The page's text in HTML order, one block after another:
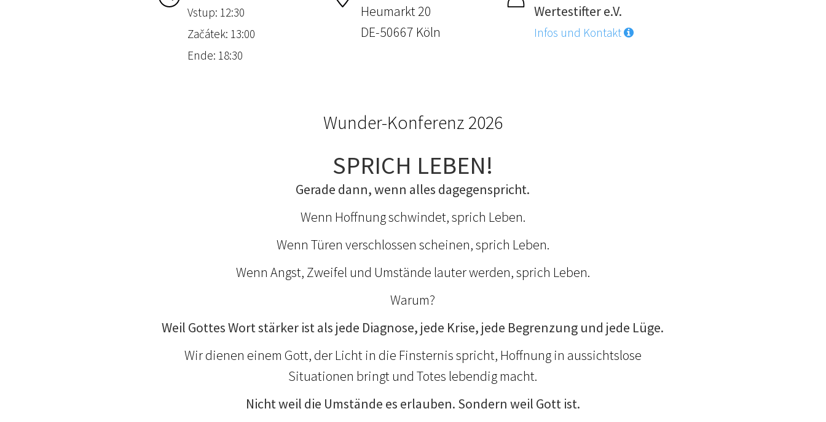
Vstup: 12:30
Začátek: 13:00
Ende: 18:30
Heumarkt 20
DE-50667 Köln
Wertestifter e.V.
Infos und Kontakt
Wunder-Konferenz 2026
SPRICH LEBEN!
Gerade dann, wenn alles dagegenspricht.
Wenn Hoffnung schwindet, sprich Leben.
Wenn Türen verschlossen scheinen, sprich Leben.
Wenn Angst, Zweifel und Umstände lauter werden, sprich Leben.
Warum?
Weil Gottes Wort stärker ist als jede Diagnose, jede Krise, jede Begrenzung und jede Lüge.
Wir dienen einem Gott, der Licht in die Finsternis spricht, Hoffnung in aussichtslose
Situationen bringt und Totes lebendig macht.
Nicht weil die Umstände es erlauben. Sondern weil Gott ist.